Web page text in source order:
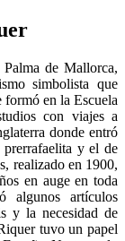
de Mallorca,
simbolista que
en la Escuela
con viajes a
donde entró
y el de
realizado en 1900,
en auge en toda
algunos artículos
y la necesidad de
tuvo un papel